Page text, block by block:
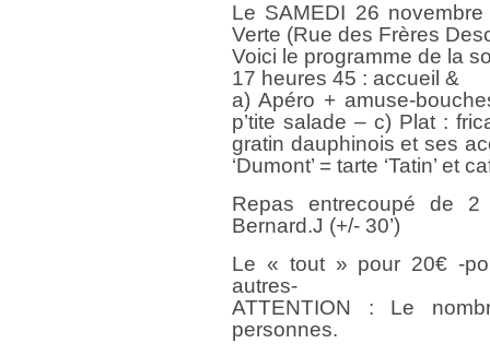
Le SAMEDI 26
Verte (Rue des Frères
Voici le programme de la
17 heures 45 : accueil &
a) Apéro + amuse-
p’tite salade – c) Plat :
gratin dauphinois et ses
‘Dumont’ = tarte ‘Tatin’ et
Repas entrecoupé de 2
Bernard.J (+/- 30’)
Le « tout » pour 20€ -
autres-
ATTENTION : Le
personnes.